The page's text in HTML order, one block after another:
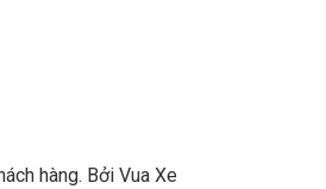
hàng. Bởi Vua Xe